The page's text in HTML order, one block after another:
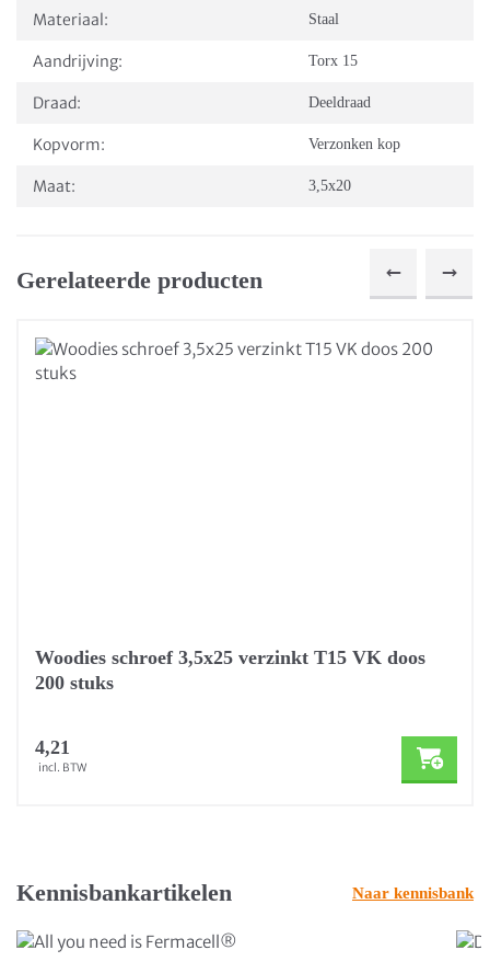
Materiaal: Staal
Aandrijving: Torx 15
Draad: Deeldraad
Kopvorm: Verzonken kop
Maat: 3,5x20
Gerelateerde producten
Woodies schroef 3,5x25 verzinkt T15 VK doos
200 stuks
4,21
incl. BTW
Kennisbankartikelen Naar kennisbank